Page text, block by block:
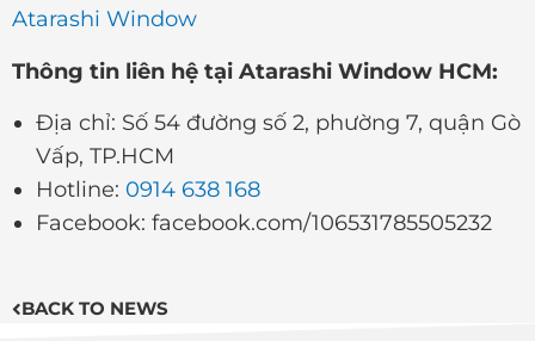
Atarashi Window
Thông tin liên hệ tại Atarashi Window HCM:
Địa chỉ: Số 54 đường số 2, phường 7, quận Gò
Vấp, TP.HCM
Hotline: 0914 638 168
Facebook: facebook.com/106531785505232
BACK TO NEWS